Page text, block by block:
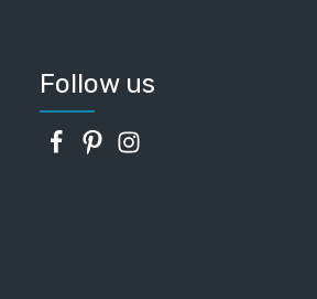
Follow us